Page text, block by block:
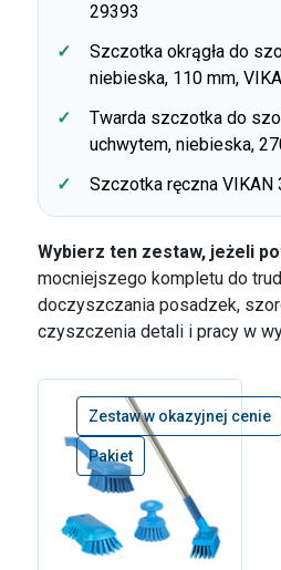
29393
Szczotka okrągła do
niebieska, 110 mm,
Twarda szczotka do
uchwytem, niebieska,
Szczotka ręczna VIKAN
Wybierz ten zestaw, jeżeli
mocniejszego kompletu do
doczyszczania posadzek,
czyszczenia detali i pracy w
Zestaw w okazyjnej cenie
Pakiet